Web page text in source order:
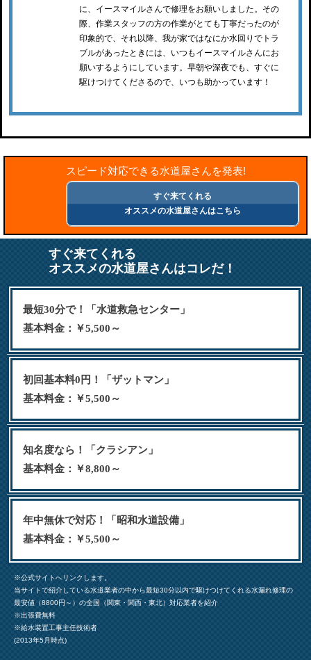
に、イースマイルさんで修理をお願いしました。その
際、作業スタッフの方の作業がとても丁寧だったのが
印象的で、それ以降、我が家ではなにか水回りでトラ
ブルがあったときには、いつもイースマイルさんにお
願いするようにしています。早朝や深夜でも、すぐに
駆けつけてくださるので、いつも助かっています！
スピード対応できる水道屋さんを発表!
すぐ来てくれる
オススメの水道屋さんはこちら
すぐ来てくれる
オススメの水道屋さんはコレだ！
最短30分で！「水道救急センター」
基本料金：￥5,500～
初回基本料0円！「ザットマン」
基本料金：￥5,500～
知名度なら！「クラシアン」
基本料金：￥8,800～
年中無休で対応！「昭和水道設備」
基本料金：￥5,500～
※公式サイトへリンクします。
当サイトで紹介している水道業者の中から最短30分以内で駆けつけてくれる水漏れ修理の
最安値（8800円～）の全国（関東・関西・東北）対応業者を紹介
※出張費無料
※給水装置工事主任技術者
(2013年5月時点)